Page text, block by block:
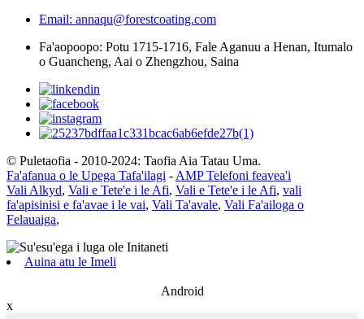
Email: annaqu@forestcoating.com
Fa'aopoopo: Potu 1715-1716, Fale Aganuu a Henan, Itumalo
o Guancheng, Aai o Zhengzhou, Saina
© Puletaofia - 2010-2024: Taofia Aia Tatau Uma.
Fa'afanua o le Upega Tafa'ilagi -AMP Telefoni feavea'i
Vali Alkyd, Vali e Tete'e i le Afi, Vali e Tete'e i le Afi, vali
fa'apisinisi e fa'avae i le vai, Vali Ta'avale, Vali Fa'ailoga o
Felauaiga,
Auina atu le Imeli
Android
x